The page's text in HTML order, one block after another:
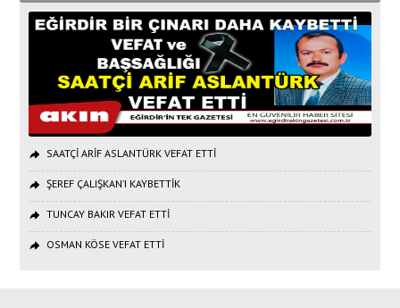
SAATÇİ ARİF ASLANTÜRK VEFAT ETTİ
ŞEREF ÇALIŞKAN’I KAYBETTİK
TUNCAY BAKIR VEFAT ETTİ
OSMAN KÖSE VEFAT ETTİ